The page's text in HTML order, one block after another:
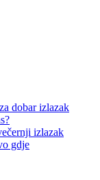
dobar izlazak
izlazak
gdje